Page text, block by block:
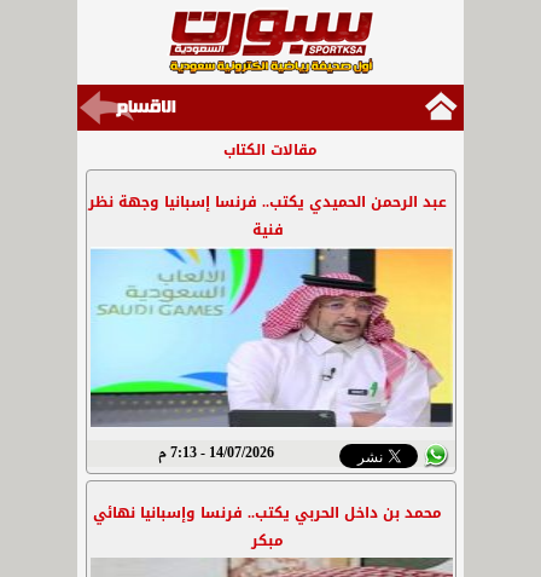
مقالات الكتاب
عبد الرحمن الحميدي يكتب.. فرنسا إسبانيا وجهة نظر
فنية
14/07/2026 - 7:13 م
محمد بن داخل الحربي يكتب.. فرنسا وإسبانيا نهائي
مبكر